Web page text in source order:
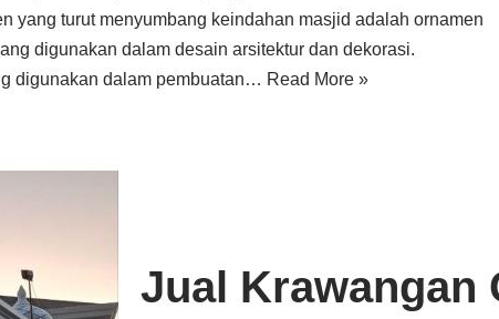
yang turut menyumbang keindahan masjid adalah ornamen
digunakan dalam desain arsitektur dan dekorasi.
digunakan dalam pembuatan… Read More »
Jual Krawangan